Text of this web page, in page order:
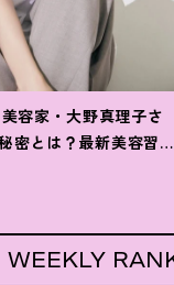
美容家・大野真理子さ
密とは ？ 最新美容習慣
RANKING